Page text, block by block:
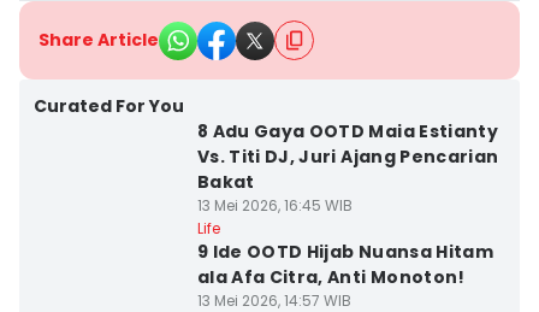
Share Article
Curated For You
8 Adu Gaya OOTD Maia Estianty
Vs. Titi DJ, Juri Ajang Pencarian
Bakat
13 Mei 2026, 16:45 WIB
Life
9 Ide OOTD Hijab Nuansa Hitam
ala Afa Citra, Anti Monoton!
13 Mei 2026, 14:57 WIB